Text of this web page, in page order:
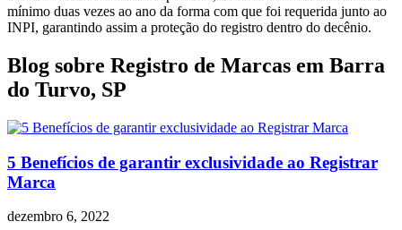
mínimo duas vezes ao ano da forma com que foi requerida junto ao
INPI, garantindo assim a proteção do registro dentro do decênio.
Blog sobre Registro de Marcas em Barra
do Turvo, SP
5 Benefícios de garantir exclusividade ao Registrar
Marca
dezembro 6, 2022